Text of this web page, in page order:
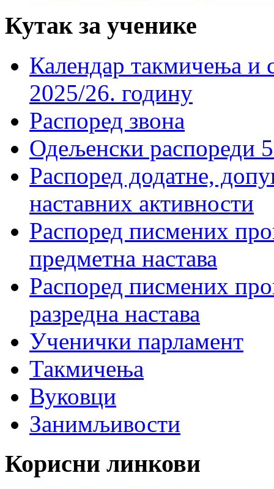
Кутак за ученике
Календар такмичења
2025/26. годину
Распоред звона
Одељенски распореди
Распоред додатне,
наставних активности
Распоред писмених
предметна настава
Распоред писмених
разредна настава
Ученички парламент
Такмичења
Вуковци
Занимљивости
Корисни линкови